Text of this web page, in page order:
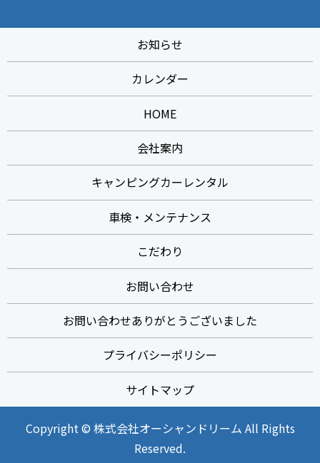
お知らせ
カレンダー
HOME
会社案内
キャンピングカーレンタル
車検・メンテナンス
こだわり
お問い合わせ
お問い合わせありがとうございました
プライバシーポリシー
サイトマップ
Copyright © 株式会社オーシャンドリーム All Rights
Reserved.